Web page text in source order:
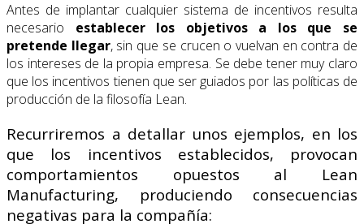
Antes de implantar cualquier sistema de incentivos resulta
necesario establecer los objetivos a los que se
pretende llegar, sin que se crucen o vuelvan en contra de
los intereses de la propia empresa. Se debe tener muy claro
que los incentivos tienen que ser guiados por las políticas de
producción de la filosofía Lean.
Recurriremos a detallar unos ejemplos, en los
que los incentivos establecidos, provocan
comportamientos opuestos al Lean
Manufacturing, produciendo consecuencias
negativas para la compañía: